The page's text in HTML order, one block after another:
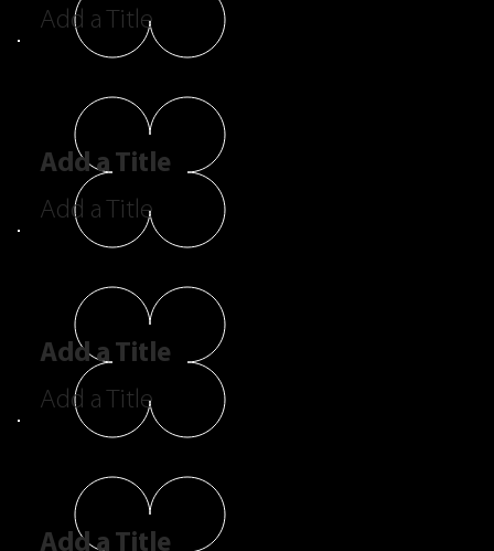
Add a Title
Add a Title
Add a Title
Add a Title
Add a Title
Add a Title